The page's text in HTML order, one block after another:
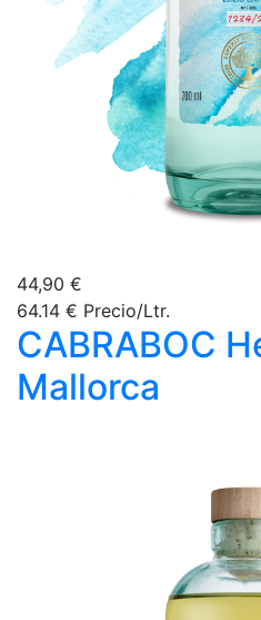
44,90 €
64.14 € Precio/Ltr.
CABRABOC
Mallorca